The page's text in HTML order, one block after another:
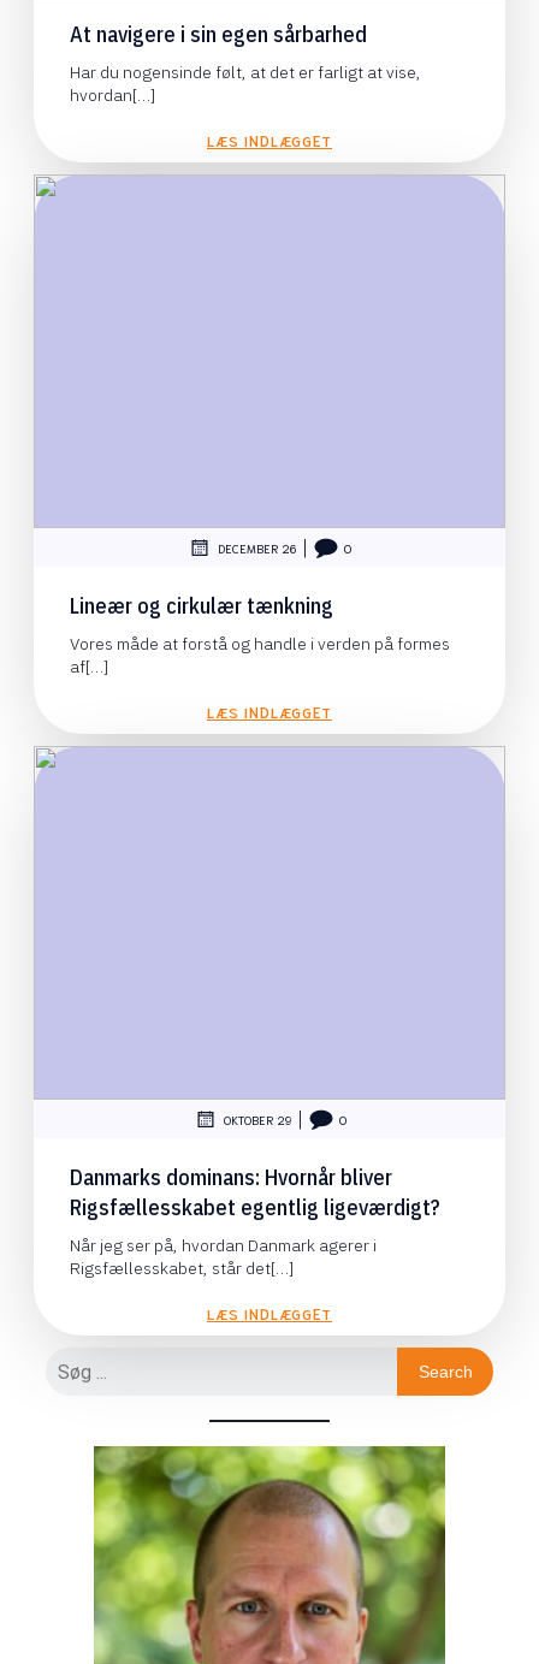
At navigere i sin egen sårbarhed
Har du nogensinde følt, at det er farligt at vise,
hvordan[…]
LÆS INDLÆGGET
DECEMBER 26 0
Lineær og cirkulær tænkning
Vores måde at forstå og handle i verden på formes
af[…]
LÆS INDLÆGGET
OKTOBER 29 0
Danmarks dominans: Hvornår bliver
Rigsfællesskabet egentlig ligeværdigt?
Når jeg ser på, hvordan Danmark agerer i
Rigsfællesskabet, står det[…]
LÆS INDLÆGGET
Search